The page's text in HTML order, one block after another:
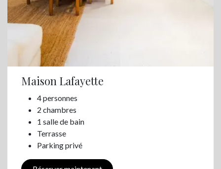
Maison Lafayette
4 personnes
2 chambres
1 salle de bain
Terrasse
Parking privé